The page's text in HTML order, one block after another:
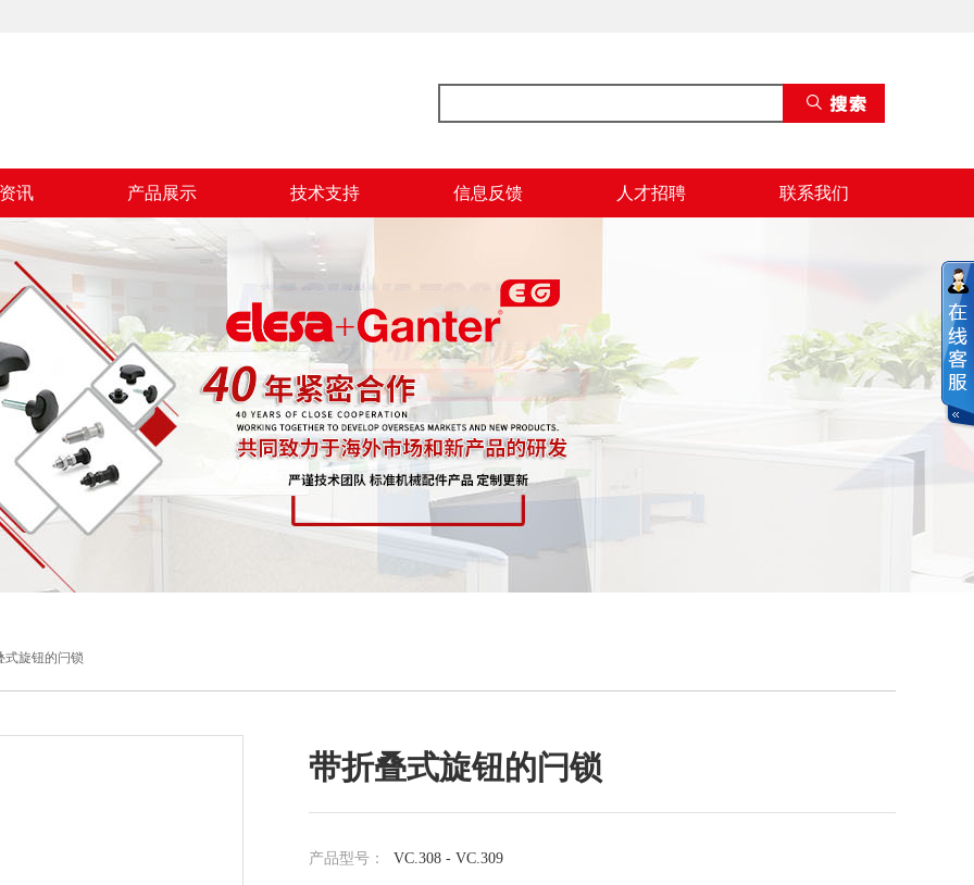
讯 产品展示 技术支持 信息反馈 人才招聘 联系我们
式旋钮的闩锁
带折叠式旋钮的闩锁
产品型号： VC.308 - VC.309